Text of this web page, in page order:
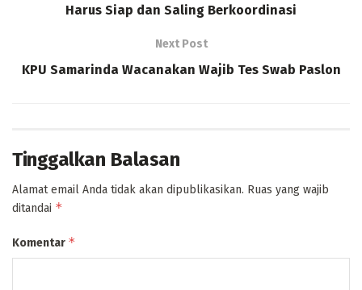
Harus Siap dan Saling Berkoordinasi
Next Post
KPU Samarinda Wacanakan Wajib Tes Swab Paslon
Tinggalkan Balasan
Alamat email Anda tidak akan dipublikasikan. Ruas yang wajib
ditandai *
Komentar *